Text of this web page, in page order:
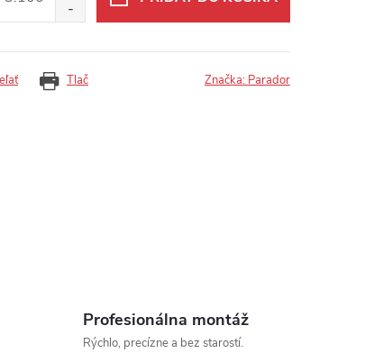
Tlač Značka: Parador
Profesionálna montáž
Rýchlo, precízne a bez starostí.